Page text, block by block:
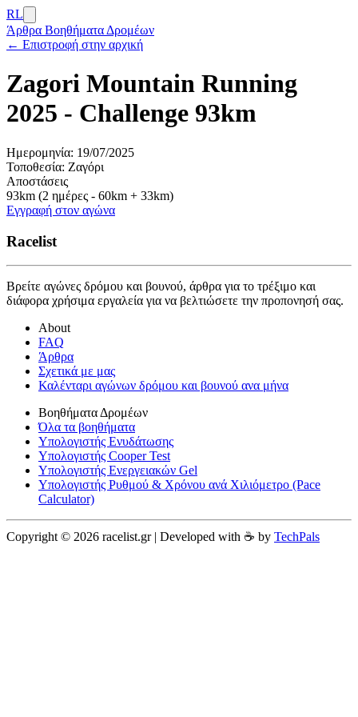
RL
Άρθρα Βοηθήματα Δρομέων
← Επιστροφή στην αρχική
Zagori Mountain Running
2025 - Challenge 93km
Ημερομηνία: 19/07/2025
Τοποθεσία: Ζαγόρι
Αποστάσεις
93km (2 ημέρες - 60km + 33km)
Εγγραφή στον αγώνα
Racelist
Βρείτε αγώνες δρόμου και βουνού, άρθρα για το τρέξιμο και
διάφορα χρήσιμα εργαλεία για να βελτιώσετε την προπονησή σας.
About
FAQ
Άρθρα
Σχετικά με μας
Καλένταρι αγώνων δρόμου και βουνού ανα μήνα
Βοηθήματα Δρομέων
Όλα τα βοηθήματα
Υπολογιστής Ενυδάτωσης
Υπολογιστής Cooper Test
Υπολογιστής Ενεργειακών Gel
Υπολογιστής Ρυθμού & Χρόνου ανά Χιλιόμετρο (Pace
Calculator)
Copyright © 2026 racelist.gr | Developed with ☕️ by TechPals